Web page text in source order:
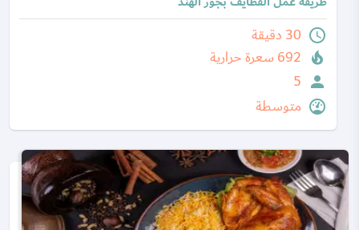
30 دقيقة
692 سعرة حرارية
5
متوسطة